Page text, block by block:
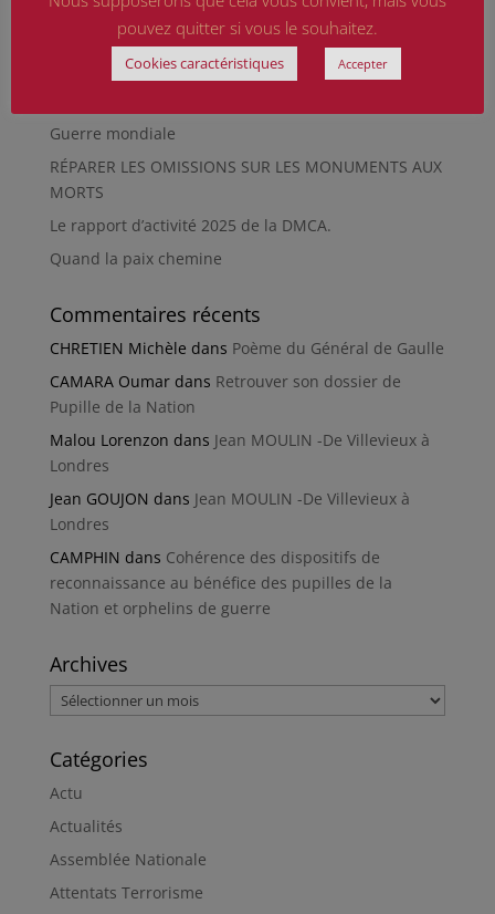
musée de Besançon
HIROSHIMA
En silence et en peine
Guerre mondiale
RÉPARER LES OMISSIONS SUR LES MONUMENTS AUX
MORTS
Le rapport d’activité 2025 de la DMCA.
Quand la paix chemine
Commentaires récents
CHRETIEN Michèle dans Poème du Général de Gaulle
CAMARA Oumardans Retrouver son dossier de
Pupille de la Nation
Malou Lorenzon dans Jean MOULIN -De Villevieux à
Londres
Jean GOUJON dans Jean MOULIN -De Villevieux à
Londres
CAMPHIN dans Cohérence des dispositifs de
reconnaissance au bénéfice des pupilles de la
Nation et orphelins de guerre
Archives
Archives
Catégories
Actu
Actualités
Assemblée Nationale
Attentats Terrorisme
pouvez quitter si vous le souhaitez.
Cookies caractéristiques Accepter